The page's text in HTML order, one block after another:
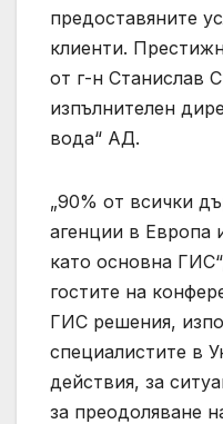
предоставяните
клиенти.
от г-н Станислав
изпълнителен
вода“ АД.
„90% от всички
агенции в Европа
като основна
гостите на
ГИС решения,
специалистите в
действия, за
за преодоляване